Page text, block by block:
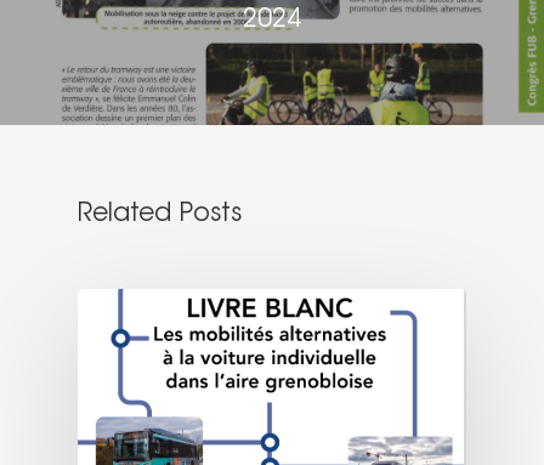
2024
Related Posts